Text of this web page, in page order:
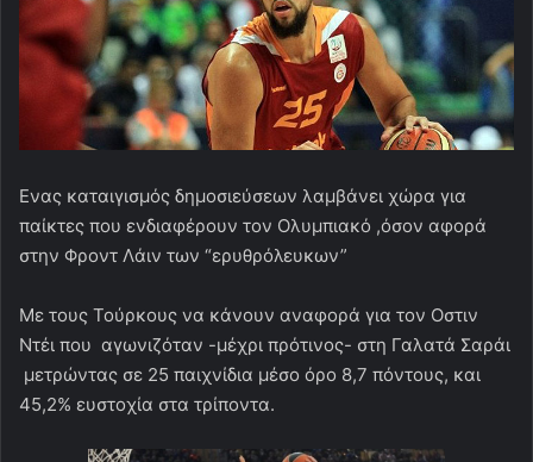
Eνας καταιγισμός δημοσιεύσεων λαμβάνει χώρα για
παίκτες που ενδιαφέρουν τον Ολυμπιακό ,όσον αφορά
στην Φροντ Λάιν των “ερυθρόλευκων”
Με τους Τούρκους να κάνουν αναφορά για τον Οστιν
Ντέι που αγωνιζόταν -μέχρι πρότινος- στη Γαλατά Σαράι
μετρώντας σε 25 παιχνίδια μέσο όρο 8,7 πόντους, και
45,2% ευστοχία στα τρίποντα.